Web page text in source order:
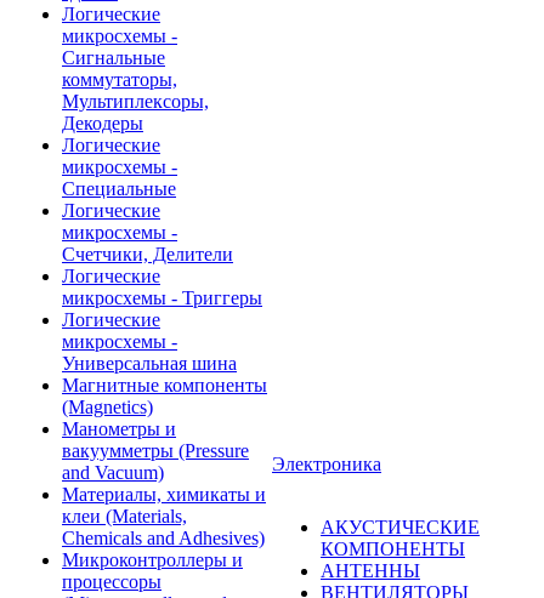
Логические
микросхемы -
Сигнальные
коммутаторы,
Мультиплексоры,
Декодеры
Логические
микросхемы -
Специальные
Логические
микросхемы -
Счетчики, Делители
Логические
микросхемы - Триггеры
Логические
микросхемы -
Универсальная шина
Магнитные компоненты
(Magnetics)
Манометры и
вакуумметры (Pressure
and Vacuum)
Материалы, химикаты и
клеи (Materials,
Chemicals and Adhesives)
Микроконтроллеры и
процессоры
Электроника
АКУСТИЧЕСКИЕ
КОМПОНЕНТЫ
АНТЕННЫ
ВЕНТИЛЯТОРЫ